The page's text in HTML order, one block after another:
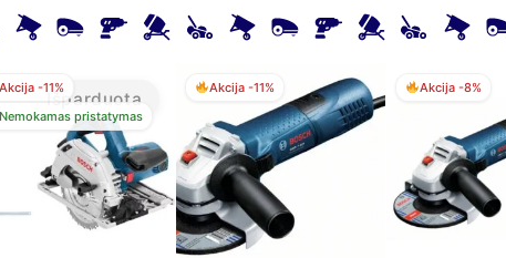
Akcija -11%
Nemokamas pristatymas
Išparduota
Akcija -11% Akcija -8%